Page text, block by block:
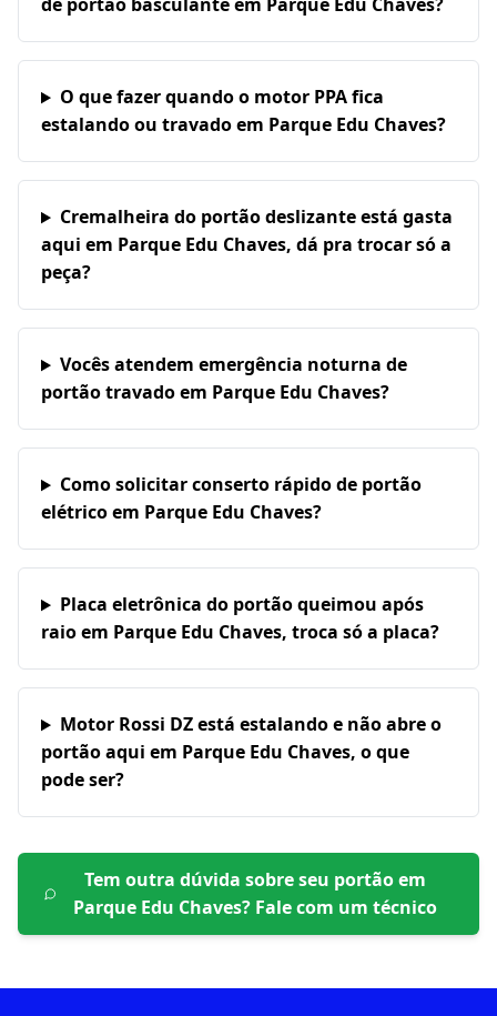
O que fazer quando o motor PPA fica
estalando ou travado em Parque Edu Chaves?
Cremalheira do portão deslizante está gasta
aqui em Parque Edu Chaves, dá pra trocar só a
peça?
Vocês atendem emergência noturna de
portão travado em Parque Edu Chaves?
Como solicitar conserto rápido de portão
elétrico em Parque Edu Chaves?
Placa eletrônica do portão queimou após
raio em Parque Edu Chaves, troca só a placa?
Motor Rossi DZ está estalando e não abre o
portão aqui em Parque Edu Chaves, o que
pode ser?
Tem outra dúvida sobre seu portão em
Parque Edu Chaves? Fale com um técnico